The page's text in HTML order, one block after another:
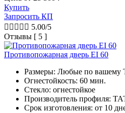
Купить
Запросить КП
     5.00/5
Отзывы [ 5 ]
Противопожарная дверь EI 60
Размеры: Любые по вашему
Огнестойкость: 60 мин.
Стекло: огнестойкое
Производитель профиля:
Срок изготовления: от 10